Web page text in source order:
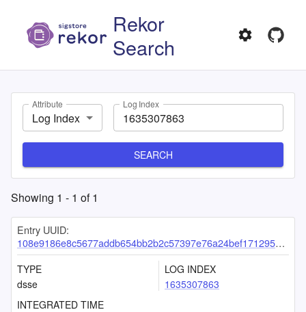
Rekor
Search
Attribute
Log Index
Log Index
SEARCH
Showing 1 - 1 of1
Entry UUID:
108e9186e8c5677addb654bb2b2c57397e76a24bef171295608c35d56e570b0d126a8071f9862f6f
TYPE
dsse
LOG INDEX
1635307863
INTEGRATED TIME